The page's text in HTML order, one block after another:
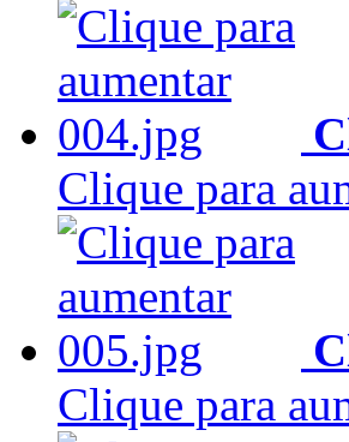
Clique para
Clique para